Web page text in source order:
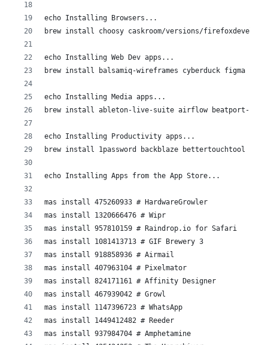
echo Installing Browsers...
brew install choosy caskroom/versions/
echo Installing Web Dev apps...
brew install balsamiq-wireframes cyberduck figma
echo Installing Media apps...
brew install ableton-live-suite airflow beatport-pro
echo Installing Productivity apps...
brew install 1password backblaze bettertouchtool
echo Installing Apps from the App Store...
mas install 475260933 # HardwareGrowler
mas install 1320666476 # Wipr
mas install 957810159 # Raindrop.io for Safari
mas install 1081413713 # GIF Brewery 3
mas install 918858936 # Airmail
mas install 407963104 # Pixelmator
mas install 824171161 # Affinity Designer
mas install 467939042 # Growl
mas install 1147396723 # WhatsApp
mas install 1449412482 # Reeder
mas install 937984704 # Amphetamine